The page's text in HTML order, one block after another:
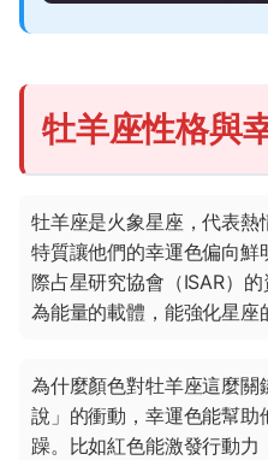
牡羊座性格與
牡羊座是火象星座，代表
特質讓他們的幸運色偏向
際占星研究協會（ISAR）
為能量的載體，能強化星座
為什麼顏色對牡羊座這麼
說」的衝動，幸運色能幫助
躁。比如紅色能激發行動力